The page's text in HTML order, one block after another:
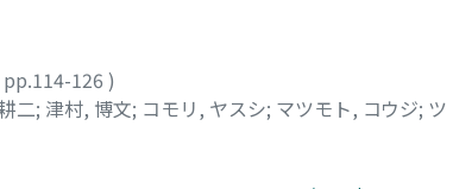
pp.114-126 )
二; 津村, 博文; コモリ, ヤスシ; マツモト, コウジ; ツ